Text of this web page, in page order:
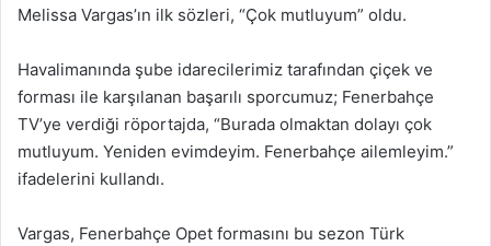
Melissa Vargas’ın ilk sözleri, “Çok mutluyum” oldu.
Havalimanında şube idarecilerimiz tarafından çiçek ve
forması ile karşılanan başarılı sporcumuz; Fenerbahçe
TV’ye verdiği röportajda, “Burada olmaktan dolayı çok
mutluyum. Yeniden evimdeyim. Fenerbahçe ailemleyim.”
ifadelerini kullandı.
Vargas, Fenerbahçe Opet formasını bu sezon Türk